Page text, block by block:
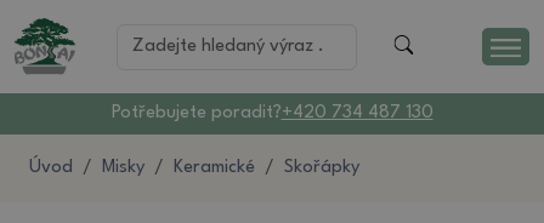
Potřebujete poradit?+420 734 487 130
Úvod Misky Keramické Skořápky